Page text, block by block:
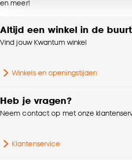
noodzakelijke cookies te
accepteren door op ‘Cookies
klikken.
Goed om te weten is dat je
kan aanpassen, bekijk hiervoor
en meer!
Altijd een winkel in de buurt
Vind jouw Kwantum winkel
Winkels en openingstijden
Heb je vragen?
Neem contact op met onze
Klantenservice